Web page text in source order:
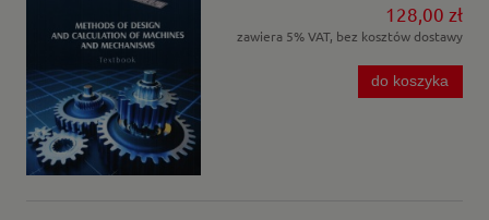
128,00 zł
zawiera 5% VAT, bez kosztów dostawy
do koszyka